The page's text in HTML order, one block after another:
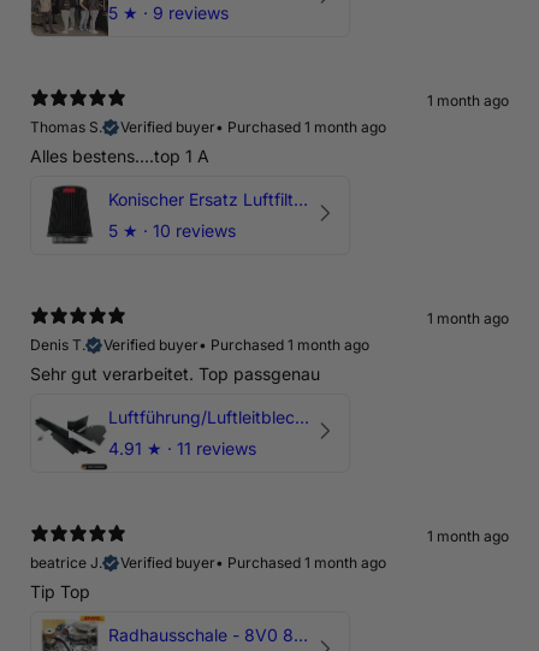
5 ★ · 9 reviews
1 month ago
Thomas S.
Verified buyer• Purchased 1 month ago
Alles bestens....top 1 A
Konischer Ersatz Luftfilter Pilz - 4" & 5" Offene Ansaugung
5 ★ · 10 reviews
1 month ago
Denis T.
Verified buyer• Purchased 1 month ago
Sehr gut verarbeitet. Top passgenau
Luftführung/Luftleitblech 5" 125mm offene Ansaugung HPerformance
4.91 ★ · 11 reviews
1 month ago
beatrice J.
Verified buyer• Purchased 1 month ago
Tip Top
Radhausschale - 8V0 821 191 C - Original Ersatzteil für Audi RS3 Sportback